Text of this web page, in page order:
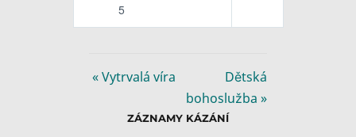
5
g
s
« Vytrvalá víra
Dětská
bohoslužba »
ZÁZNAMY KÁZÁNÍ